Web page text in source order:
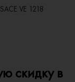
VE 1218
скидку в